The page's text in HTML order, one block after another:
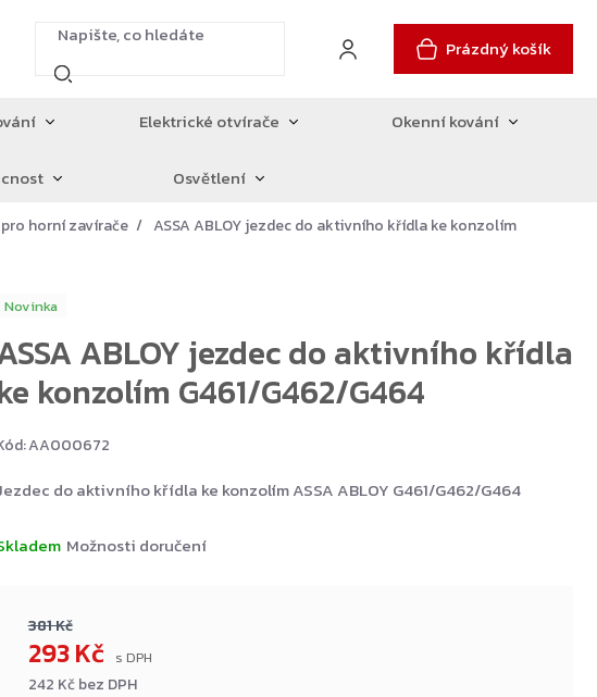
Prázdný košík
Elektrické otvírače
Okenní kování
Osvětlení
horní zavírače
ASSA ABLOY jezdec do aktivního křídla ke konzolím
Novinka
ABLOY jezdec do aktivního křídla
konzolím G461/G462/G464
AA000672
381 Kč
293 Kč
242 Kč bez DPH
Možnosti doručení
do aktivního křídla ke konzolím ASSA ABLOY G461/G462/G464